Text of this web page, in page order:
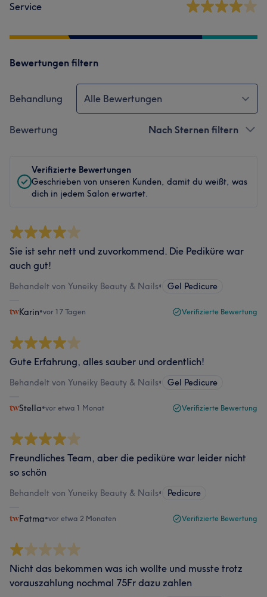
Service
Bewertungen filtern
Behandlung Alle Bewertungen
Bewertung Nach Sternen filtern
Verifizierte Bewertungen
Geschrieben von unseren Kunden, damit du weißt, was
dich in jedem Salon erwartet.
Sie ist sehr nett und zuvorkommend. Die Pediküre war
auch gut!
Behandelt von Yuneiky Beauty & Nails• Gel Pedicure
Karin•vor 17 Tagen Verifizierte Bewertung
Gute Erfahrung, alles sauber und ordentlich!
Behandelt von Yuneiky Beauty & Nails• Gel Pedicure
Stella•vor etwa 1 Monat Verifizierte Bewertung
Freundliches Team, aber die pediküre war leider nicht
so schön
Behandelt von Yuneiky Beauty & Nails• Pedicure
Fatma•vor etwa 2 Monaten Verifizierte Bewertung
Nicht das bekommen was ich wollte und musste trotz
vorauszahlung nochmal 75Fr dazu zahlen